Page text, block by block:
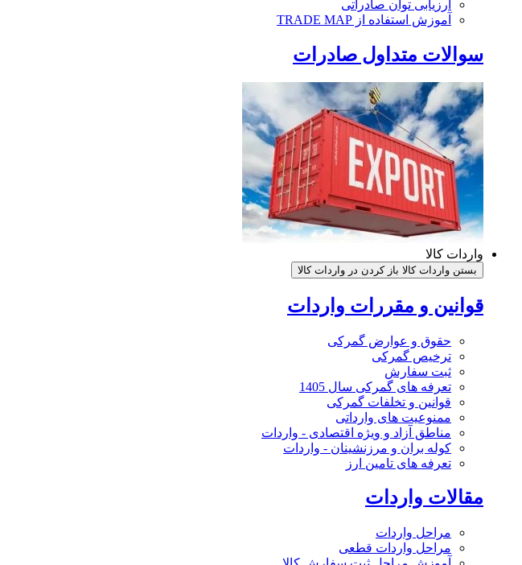
ارزیابی توان صادراتی
آموزش استفاده از TRADE MAP
سوالات متداول صادرات
واردات کالا
بستن واردات کالا باز کردن در واردات کالا
قوانین و مقررات واردات
حقوق و عوارض گمرکی
ترخیص گمرکی
ثبت سفارش
تعرفه های گمرکی سال 1405
قوانین و تخلفات گمرکی
ممنوعیت های وارداتی
مناطق آزاد و ویژه اقتصادی - واردات
کوله بران و مرزنشینان - واردات
تعرفه های تامین ارز
مقالات واردات
مراحل واردات
مراحل واردات قطعی